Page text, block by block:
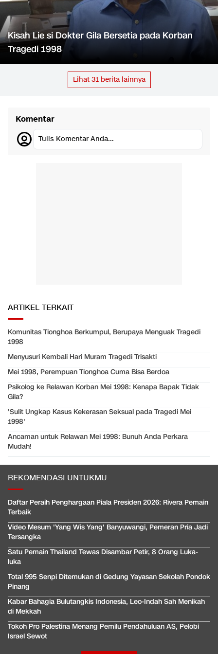
Kisah Lie si Dokter Gila Bersetia pada Korban
Tragedi 1998
Lihat 31berita lainnya
Komentar
Tulis Komentar Anda...
ARTIKEL TERKAIT
Komunitas Tionghoa Berkumpul, Berupaya Menguak Tragedi
1998
Menyusuri Kembali Hari Muram Tragedi Trisakti
Mei 1998, Perempuan Tionghoa Cuma Bisa Berdoa
Psikolog ke Relawan Korban Mei 1998: Kenapa Bapak Tidak
Gila?
'Sulit Ungkap Kasus Kekerasan Seksual pada Tragedi Mei
1998'
Ancaman untuk Relawan Mei 1998: Bunuh Anda Perkara
Mudah!
REKOMENDASI UNTUKMU
Daftar Peraih Penghargaan Piala Presiden 2026: Rivera Pemain
Terbaik
Video Mesum 'Yang Wis Yang' Banyuwangi, Pemeran Pria Jadi
Tersangka
Satu Pemain Thailand Tewas Disambar Petir, 8 Orang Luka-
luka
Total 995 Senpi Ditemukan di Gedung Yayasan Sekolah Pondok
Pinang
Kabar Bahagia Bulutangkis Indonesia, Leo-Indah Sah Menikah
di Mekkah
Tokoh Pro Palestina Menang Pemilu Pendahuluan AS, Pelobi
Israel Sewot